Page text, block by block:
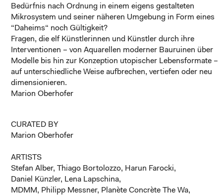
Bedürfnis nach Ordnung in einem eigens gestalteten
Mikrosystem und seiner näheren Umgebung in Form eines
“Daheims“ noch Gültigkeit?
Fragen, die elf Künstlerinnen und Künstler durch ihre
Interventionen – von Aquarellen moderner Bauruinen über
Modelle bis hin zur Konzeption utopischer Lebensformate –
auf unterschiedliche Weise aufbrechen, vertiefen oder neu
dimensionieren.
Marion Oberhofer
CURATED BY
Marion Oberhofer
ARTISTS
Stefan Alber, Thiago Bortolozzo, Harun Farocki,
Daniel Künzler, Lena Lapschina,
MDMM, Philipp Messner, Planète Concrète The Wa,